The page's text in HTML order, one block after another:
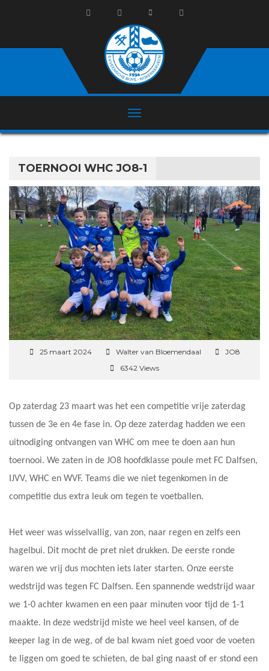
TOERNOOI WHC JO8-1
25 maart 2024 Walter van Bloemendaal
JO8
6342 Views
Op zaterdag 23 maart was het een competitie vrije zaterdag
tussen de 3e en 4e fase in. Op deze zaterdag hadden we een
uitnodiging ontvangen van WHC om mee te doen aan hun
toernooi. We zaten in de JO8 hoofdklasse poule met FC Dalfsen,
IJVV, WHC en WVF. Teams die we niet tegenkomen in de
competitie dus extra leuk om tegen te voetballen.
Het weer was wisselvallig, van zon, naar regen en zelfs een
hagelbui. Dit mocht de pret niet drukken. De eerste ronde
waren we vrij dus mochten iets later starten. Onze eerste
wedstrijd was tegen FC Dalfsen. Een spannende wedstrijd waar
we 1-0 achter kwamen en een paar minuten voor tijd de 1-1
maakte. In deze wedstrijd miste we heel veel kansen, of de
keeper lag in de weg, of de bal kwam niet goed voor de voeten
te liggen om goed te schieten, de bal ging naast of er stond een